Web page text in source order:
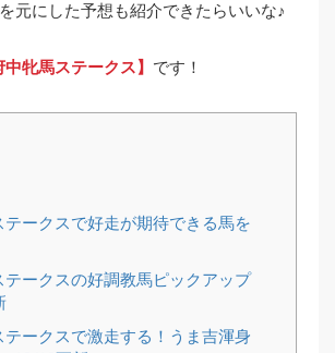
元にした予想も紹介できたらいいな♪
牝馬ステークス】 です！
テークスで好走が期待できる馬を
テークスの好調教馬ピックアップ
テークスで激走する！うま吉渾身